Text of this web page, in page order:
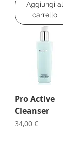
Aggiungi al
carrello
Pro Active
Cleanser
Prezzo
34,00 €